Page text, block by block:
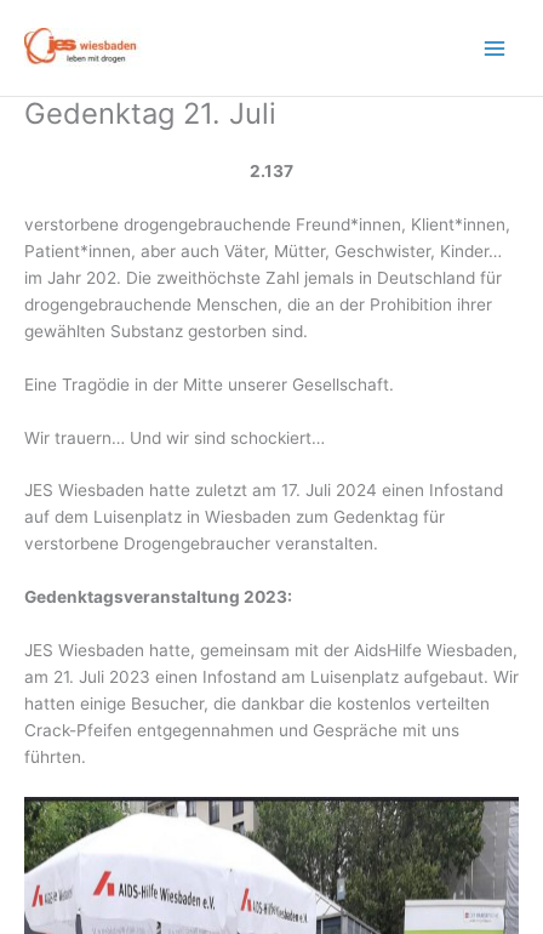
Inhalt
springen
Gedenktag 21. Juli
2.137
verstorbene drogengebrauchende Freund*innen, Klient*innen,
Patient*innen, aber auch Väter, Mütter, Geschwister, Kinder…
im Jahr 202. Die zweithöchste Zahl jemals in Deutschland für
drogengebrauchende Menschen, die an der Prohibition ihrer
gewählten Substanz gestorben sind.
Eine Tragödie in der Mitte unserer Gesellschaft.
Wir trauern… Und wir sind schockiert…
JES Wiesbaden hatte zuletzt am 17. Juli 2024 einen Infostand
auf dem Luisenplatz in Wiesbaden zum Gedenktag für
verstorbene Drogengebraucher veranstalten.
Gedenktagsveranstaltung 2023:
JES Wiesbaden hatte, gemeinsam mit der AidsHilfe Wiesbaden,
am 21. Juli 2023 einen Infostand am Luisenplatz aufgebaut. Wir
hatten einige Besucher, die dankbar die kostenlos verteilten
Crack-Pfeifen entgegennahmen und Gespräche mit uns
führten.